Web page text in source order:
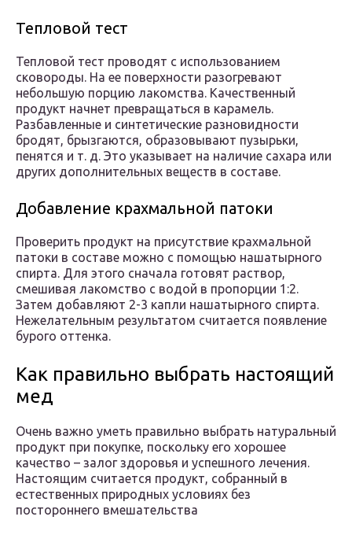
Тепловой тест
Тепловой тест проводят с использованием
сковороды. На ее поверхности разогревают
небольшую порцию лакомства. Качественный
продукт начнет превращаться в карамель.
Разбавленные и синтетические разновидности
бродят, брызгаются, образовывают пузырьки,
пенятся и т. д. Это указывает на наличие сахара или
других дополнительных веществ в составе.
Добавление крахмальной патоки
Проверить продукт на присутствие крахмальной
патоки в составе можно с помощью нашатырного
спирта. Для этого сначала готовят раствор,
смешивая лакомство с водой в пропорции 1:2.
Затем добавляют 2-3 капли нашатырного спирта.
Нежелательным результатом считается появление
бурого оттенка.
Как правильно выбрать настоящий
мед
Очень важно уметь правильно выбрать натуральный
продукт при покупке, поскольку его хорошее
качество – залог здоровья и успешного лечения.
Настоящим считается продукт, собранный в
естественных природных условиях без
постороннего вмешательства